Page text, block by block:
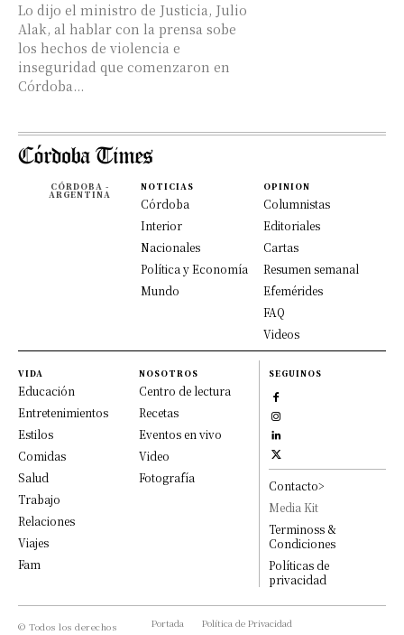
Lo dijo el ministro de Justicia, Julio
Alak, al hablar con la prensa sobe
los hechos de violencia e
inseguridad que comenzaron en
Córdoba...
CÓRDOBA -
ARGENTINA
NOTICIAS
Córdoba
Interior
Nacionales
Política y Economía
Mundo
OPINION
Columnistas
Editoriales
Cartas
Resumen semanal
Efemérides
FAQ
Videos
VIDA
Educación
Entretenimientos
Estilos
Comidas
Salud
Trabajo
Relaciones
Viajes
Fam
NOSOTROS
Centro de lectura
Recetas
Eventos en vivo
Video
Fotografía
SEGUINOS
Contacto>
Media Kit
Terminoss &
Condiciones
Políticas de
privacidad
© Todos los derechos
Portada
Política de Privacidad